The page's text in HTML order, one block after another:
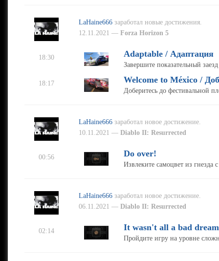
LaHaine666 заработал новые достижения.
12.11.2021 —Forza Horizon 5
18:30 Adaptable / Адаптация
Завершите показательный
18:17 Welcome to México /
Доберитесь до фестивальной
LaHaine666 заработал новое достижение.
10.11.2021 —Diablo II: Resurrected
00:56 Do over!
Извлеките самоцвет из гнезда
LaHaine666 заработал новое достижение.
06.11.2021 —Diablo II: Resurrected
02:14 It wasn't all a bad dream
Пройдите игру на уровне